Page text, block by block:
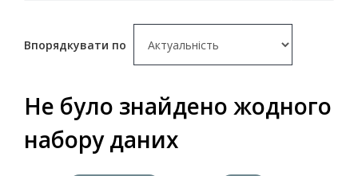
Впорядкувати по
Не було знайдено жодного
набору даних